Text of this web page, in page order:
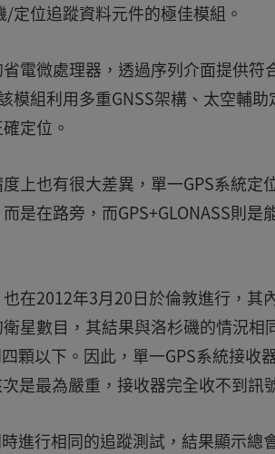
定位追蹤資料元件的極佳模組。
電微處理器，透過序列介面提供
模組利用多重GNSS架構、太空輔
定位。
上也有很大差異，單一GPS系統
是在路旁，而GPS+GLONASS則
在2012年3月20日於倫敦進行，其
星數目，其結果與洛杉磯的情況
顆以下。因此，單一GPS系統接
是最為嚴重，接收器完全收不到訊
時進行相同的追蹤測試，結果顯示